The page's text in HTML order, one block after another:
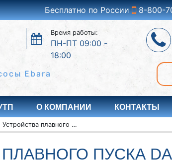
Бесплатно по России 8-800-
Время работы:
ПН-ПТ 09:00 -
18:00
Ebara
О КОМПАНИИ КОНТАКТЫ
Устройства плавного пуска Danfoss VLT MCD 200 175G5222
ПУСКА